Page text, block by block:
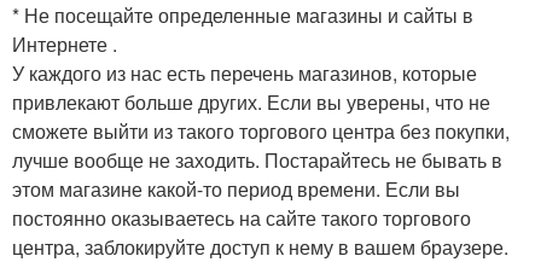
* Не посещайте определенные магазины и сайты в
Интернете .
У каждого из нас есть перечень магазинов, которые
привлекают больше других. Если вы уверены, что не
сможете выйти из такого торгового центра без покупки,
лучше вообще не заходить. Постарайтесь не бывать в
этом магазине какой-то период времени. Если вы
постоянно оказываетесь на сайте такого торгового
центра, заблокируйте доступ к нему в вашем браузере.